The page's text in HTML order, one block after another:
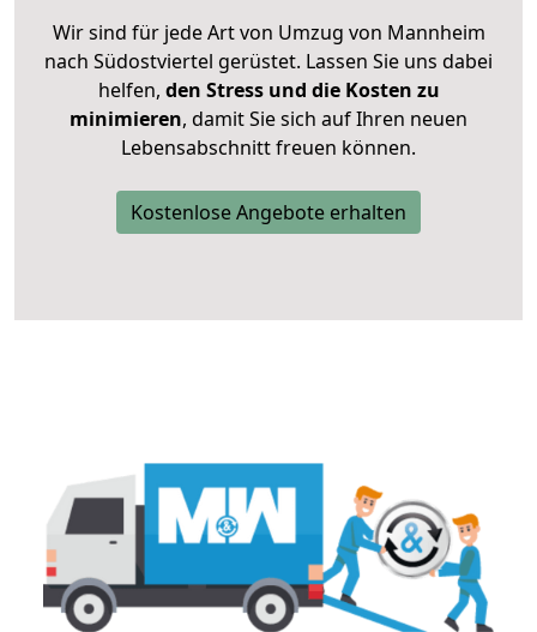
Wir sind für jede Art von Umzug von Mannheim
nach Südostviertel gerüstet. Lassen Sie uns dabei
helfen, den Stress und die Kosten zu
minimieren, damit Sie sich auf Ihren neuen
Lebensabschnitt freuen können.
Kostenlose Angebote erhalten